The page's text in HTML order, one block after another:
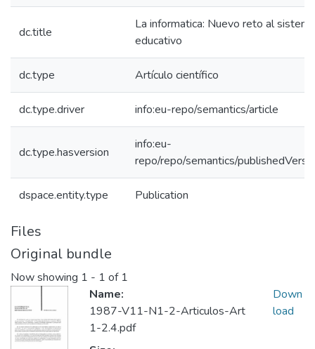
dc.title
La informatica: Nuevo reto al sistema
educativo
dc.type Artículo científico
dc.type.driver info:eu-repo/semantics/article
dc.type.hasversion
info:eu-
repo/repo/semantics/
dspace.entity.type Publication
Files
Original bundle
Now showing 1 - 1 of 1
Name:
1987-V11-N1-2-Articulos-Art
1-2.4.pdf
Down
load